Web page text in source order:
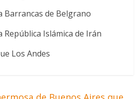
Barrancas de Belgrano
República Islámica de Irán
Los Andes